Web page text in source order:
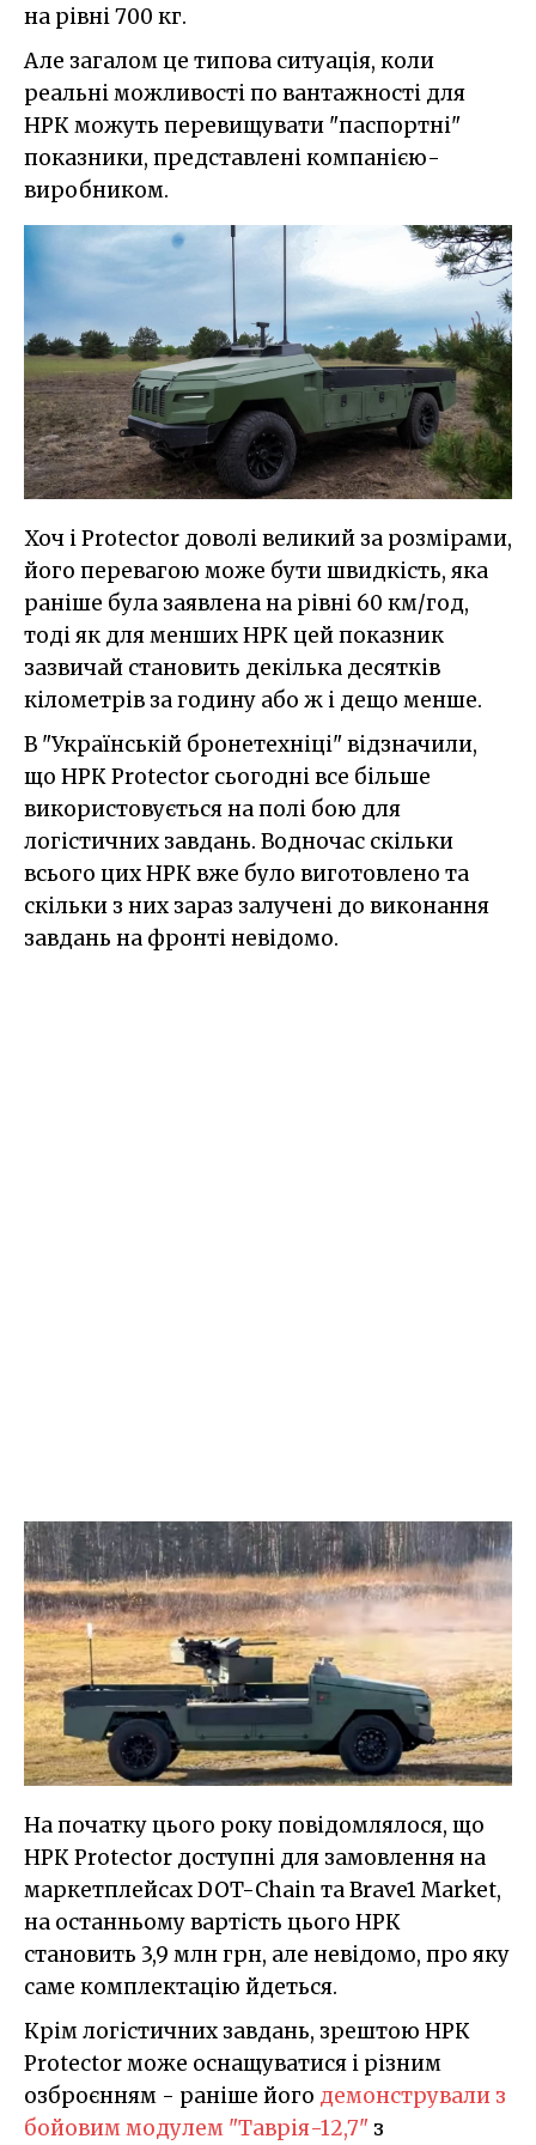
на рівні 700 кг.
Але загалом це типова ситуація, коли
реальні можливості по вантажності для
НРК можуть перевищувати "паспортні"
показники, представлені компанією-
виробником.
Хоч і Protector доволі великий за розмірами,
його перевагою може бути швидкість, яка
раніше була заявлена на рівні 60 км/год,
тоді як для менших НРК цей показник
зазвичай становить декілька десятків
кілометрів за годину або ж і дещо менше.
В "Українській бронетехніці" відзначили,
що НРК Protector сьогодні все більше
використовується на полі бою для
логістичних завдань. Водночас скільки
всього цих НРК вже було виготовлено та
скільки з них зараз залучені до виконання
завдань на фронті невідомо.
На початку цього року повідомлялося, що
НРК Protector доступні для замовлення на
маркетплейсах DOT-Chain та Brave1 Market,
на останньому вартість цього НРК
становить 3,9 млн грн, але невідомо, про яку
саме комплектацію йдеться.
Крім логістичних завдань, зрештою НРК
Protector може оснащуватися і різним
озброєнням - раніше його демонстрували з
бойовим модулем "Таврія-12,7" з